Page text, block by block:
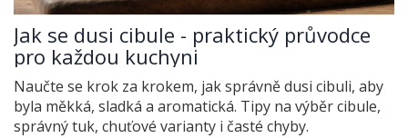
Jak se dusi cibule - praktický průvodce
pro každou kuchyni
Naučte se krok za krokem, jak správně dusi cibuli, aby
byla měkká, sladká a aromatická. Tipy na výběr cibule,
správný tuk, chuťové varianty i časté chyby.